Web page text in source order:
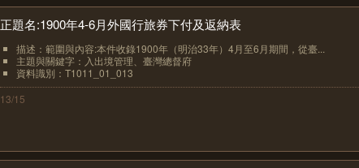
正題名:1900年4-6月外國行旅券下付及返納表
描述：範圍與內容:本件收錄1900年（明治33年）4月至6月期間，從臺...
主題與關鍵字：入出境管理、臺灣總督府
資料識別：T1011_01_013
13/15